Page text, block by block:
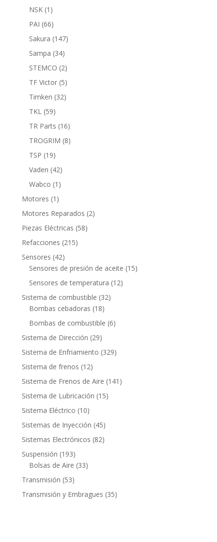
NSK 1 1
producto
PAI 6666
productos
Sakura 147147
Sampa 3434
productos
STEMCO 22
productos
TF Victor 55
productos
Timken 3232
TKL 5959
productos
TR Parts 1616
productos
TROGRIM 88
TSP 1919
productos
Vaden 4242
productos
Wabco 1 1
producto
Motores 1 1
producto
Motores Reparados 22
Piezas Eléctricas 5858
Refacciones 215215
Sensores 4242
productos
Sensores de presión de aceite 1515
Sensores de temperatura 1212
Sistema de combustible 3232
Bombas cebadoras 1818
productos
Bombas de combustible 66
Sistema de Dirección 2929
productos
Sistema de Enfriamiento 329329
Sistema de frenos 1212
productos
Sistema de Frenos de Aire 141 141
Sistema de Lubricación 1515
Sistema Eléctrico 1010
productos
Sistemas de Inyección 4545
productos
Sistemas Electrónicos 8282
Suspensión 193193
productos
Bolsas de Aire 3333
Transmisión 5353
productos
Transmisión y Embragues 3535